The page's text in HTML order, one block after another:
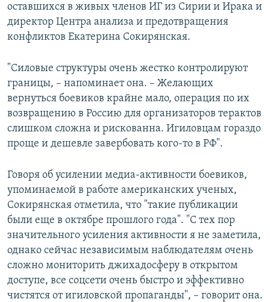
оставшихся в живых членов ИГ из Сирии и Ирака и
директор Центра анализа и предотвращения
конфликтов Екатерина Сокирянская.
"Силовые структуры очень жестко контролируют
границы, – напоминает она. – Желающих
вернуться боевиков крайне мало, операция по их
возвращению в Россию для организаторов терактов
слишком сложна и рискованна. Игиловцам гораздо
проще и дешевле завербовать кого-то в РФ".
Говоря об усилении медиа-активности боевиков,
упоминаемой в работе американских ученых,
Сокирянская отметила, что "такие публикации
были еще в октябре прошлого года". "С тех пор
значительного усиления активности я не заметила,
однако сейчас независимым наблюдателям очень
сложно мониторить джихадосферу в открытом
доступе, все соцсети очень быстро и эффективно
чистятся от игиловской пропаганды", – говорит она.